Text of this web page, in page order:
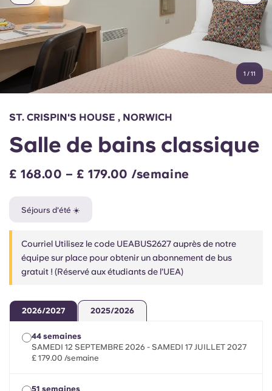
Compte Langue
English (GB)
Chinese
Español
Deutsch
French
Portuguese
Sélectionnez un pays
Réservez maintenant
Italian French
Portuguese
1 /11
ST. CRISPIN'S HOUSE , NORWICH
Salle de bains classique
£ 168.00 – £ 179.00 /semaine
Séjours d'été ☀️
Courriel Utilisez le code UEABUS2627 auprès de notre
équipe sur place pour obtenir un abonnement de bus
gratuit ! (Réservé aux étudiants de l’UEA)
2026/2027 2025/2026
44 semaines
SAMEDI 12 SEPTEMBRE 2026 - SAMEDI 17 JUILLET 2027
£ 179.00 /semaine
51 semaines